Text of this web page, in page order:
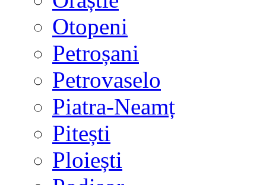
Otopeni
Petroșani
Petrovaselo
Piatra-Neamț
Pitești
Ploiești